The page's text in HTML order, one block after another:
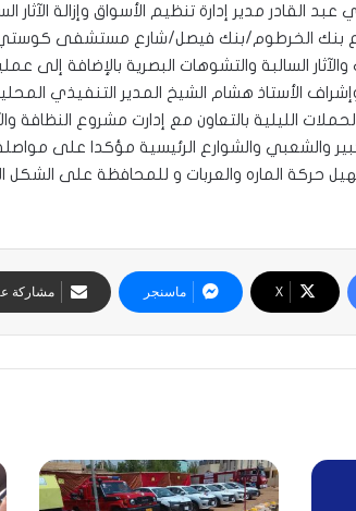
القادر مدير إدارة تنظيم الأسواق وإزالة الآثار
بنك الخرطوم/بنك فيصل/شارع مستشفى
السالبة والتشوهات البصرية بالإضافة إلى
الأستاذ هشام الشيخ المدير التنفيذي
الليلية بالتعاون مع إدارت مشروع النظافة
والشعبي والشوارع الرئيسية مؤكدا على
حركة الماره والعربات و للمحافظة على الشكل
‫X ماسنجر مشاركة